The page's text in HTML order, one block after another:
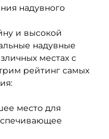
надувного
и высокой
надувные
местах с
рейтинг самых
место для